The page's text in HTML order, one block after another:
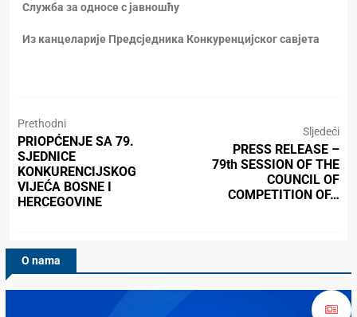
Служба за односе с јавношћу
Из канцеларије Предсједника Конкуренцијског савјета
Prethodni
PRIOPĆENJE SA 79.
SJEDNICE
KONKURENCIJSKOG
VIJEĆA BOSNE I
HERCEGOVINE
Sljedeći
PRESS RELEASE –
79th SESSION OF THE
COUNCIL OF
COMPETITION OF…
O nama